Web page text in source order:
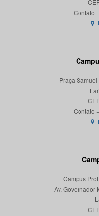
Praça Samuel
Campus
Av. Governador